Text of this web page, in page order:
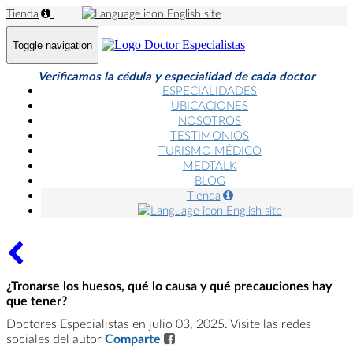
Tienda English site
Toggle navigation
Verificamos la cédula y especialidad de cada doctor
ESPECIALIDADES
UBICACIONES
NOSOTROS
TESTIMONIOS
TURISMO MÉDICO
MEDTALK
BLOG
Tienda
English site
¿Tronarse los huesos, qué lo causa y qué precauciones hay
que tener?
Doctores Especialistas en julio 03, 2025. Visite las redes
sociales del autor Comparte